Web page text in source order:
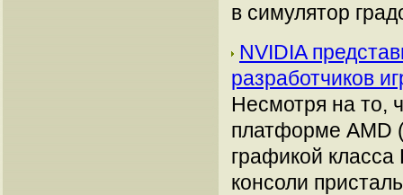
в симулятор
NVIDIA
разработчиков
Несмотря на то,
платформе AMD
графикой
консоли